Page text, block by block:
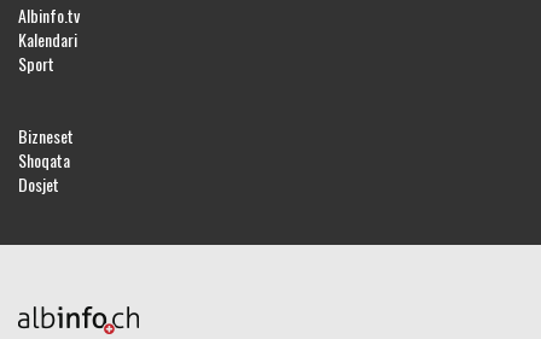
Albinfo.tv
Kalendari
Sport
Bizneset
Shoqata
Dosjet